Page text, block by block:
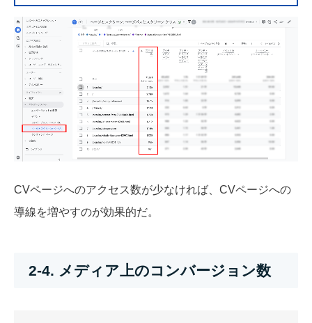
CVページへのアクセス数が少なければ、CVページへの
導線を増やすのが効果的だ。
2-4. メディア上のコンバージョン数